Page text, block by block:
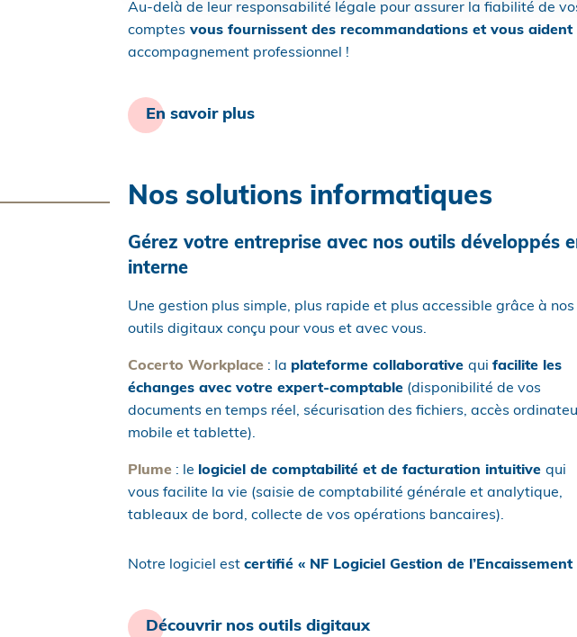
Au-delà de leur responsabilité légale pour assurer la fiabilité de
comptes vous fournissent des recommandations et vous
accompagnement professionnel !
En savoir plus
Nos solutions informatiques
Gérez votre entreprise avec nos outils développés
interne
Une gestion plus simple, plus rapide et plus accessible grâce à nos
outils digitaux conçu pour vous et avec vous.
Cocerto Workplace : la plateforme collaborative qui facilite les
échanges avec votre expert-comptable (disponibilité de vos
documents en temps réel, sécurisation des fichiers, accès
mobile et tablette).
Plume : le logiciel de comptabilité et de facturation intuitive qui
vous facilite la vie (saisie de comptabilité générale et analytique,
tableaux de bord, collecte de vos opérations bancaires).
Notre logiciel est certifié « NF Logiciel Gestion de
Découvrir nos outils digitaux